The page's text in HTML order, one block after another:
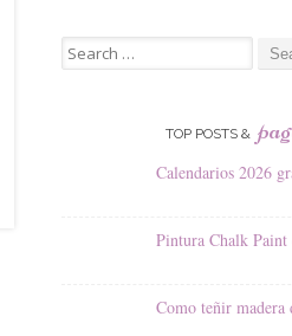
Search
for:
TOP POSTS &
Calendarios 2026
Pintura Chalk Paint
Como teñir madera